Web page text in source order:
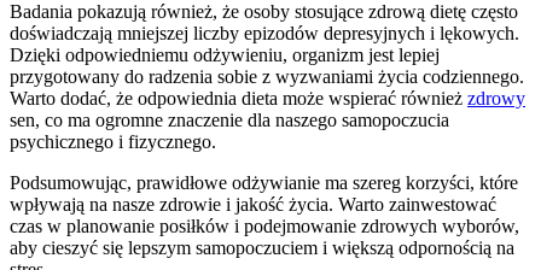
Badania pokazują również, że osoby stosujące zdrową dietę często
doświadczają mniejszej liczby epizodów depresyjnych i lękowych.
Dzięki odpowiedniemu odżywieniu, organizm jest lepiej
przygotowany do radzenia sobie z wyzwaniami życia codziennego.
Warto dodać, że odpowiednia dieta może wspierać również zdrowy
sen, co ma ogromne znaczenie dla naszego samopoczucia
psychicznego i fizycznego.
Podsumowując, prawidłowe odżywianie ma szereg korzyści, które
wpływają na nasze zdrowie i jakość życia. Warto zainwestować
czas w planowanie posiłków i podejmowanie zdrowych wyborów,
aby cieszyć się lepszym samopoczuciem i większą odpornością na